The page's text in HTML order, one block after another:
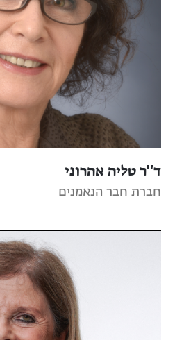
ד"ר טליה אהרוני
חברת חבר הנאמנים